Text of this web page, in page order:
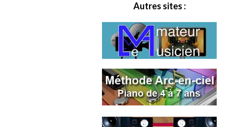
Autres sites :